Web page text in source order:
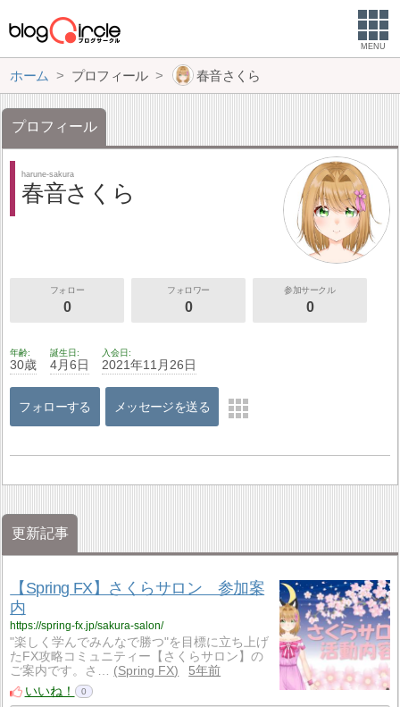
MENU
ホーム プロフィール 春音さくら
プロフィール
harune-sakura
春音さくら
フォロー
0
フォロワー
0
参加サークル
0
年齢
30歳
誕生日
4月6日
入会日
2021年11月26日
フォローする メッセージを送る
更新記事
【Spring FX】さくらサロン 参加案
内
https://spring-fx.jp/sakura-salon/
"楽しく学んでみんなで勝つ"を目標に立ち上げ
たFX攻略コミュニティー【さくらサロン】の
ご案内です。さ…
Spring FX
5年前
いいね！
0